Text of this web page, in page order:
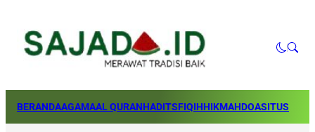
BERANDAAGAMAAL QURANHADITSFIQIHHIKMAHDOASITUS